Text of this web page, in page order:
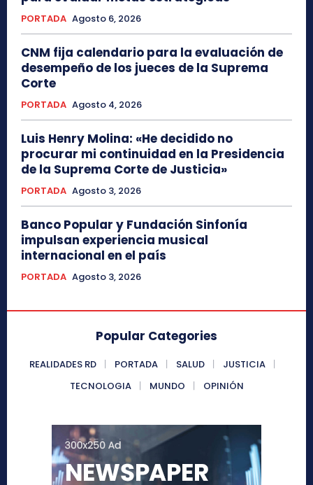
PORTADA Agosto 6, 2026
CNM fija calendario para la evaluación de
desempeño de los jueces de la Suprema
Corte
PORTADA Agosto 4, 2026
Luis Henry Molina: «He decidido no
procurar mi continuidad en la Presidencia
de la Suprema Corte de Justicia»
PORTADA Agosto 3, 2026
Banco Popular y Fundación Sinfonía
impulsan experiencia musical
internacional en el país
PORTADA Agosto 3, 2026
Popular Categories
REALIDADES RD PORTADA SALUD
JUSTICIA
TECNOLOGIA
MUNDO OPINIÓN